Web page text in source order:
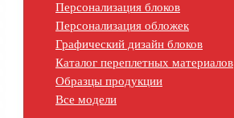
Персонализация блоков
Персонализация обложек
Графический дизайн блоков
Каталог переплетных материалов
Образцы продукции
Все модели